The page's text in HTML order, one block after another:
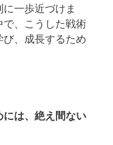
一歩近づけま
、こうした戦術
、成長するため
は、絶え間ない